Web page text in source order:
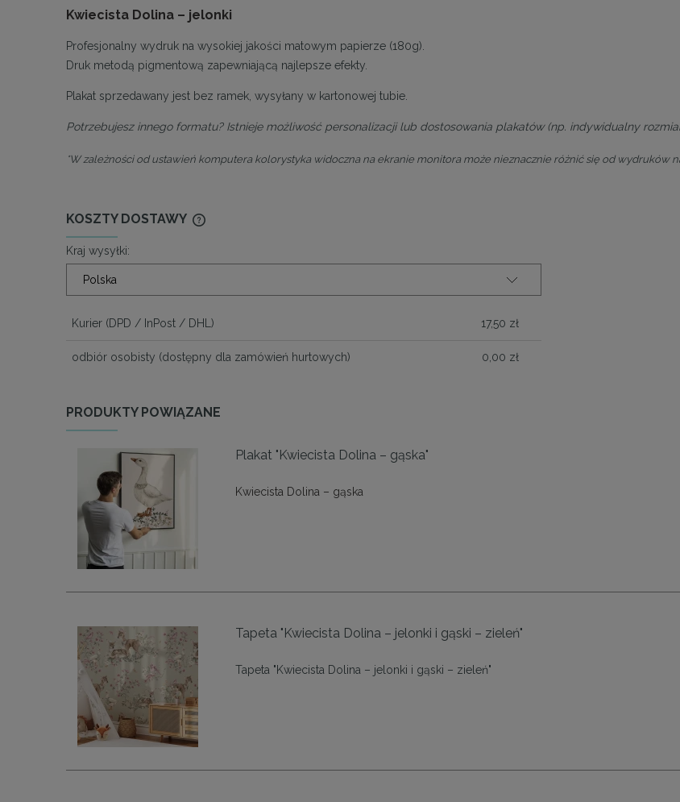
Kwiecista Dolina – jelonki
Profesjonalny wydruk na wysokiej jakości matowym papierze (180g).
Druk metodą pigmentową zapewniającą najlepsze efekty.
Plakat sprzedawany jest bez ramek, wysyłany w kartonowej tubie.
Potrzebujesz innego formatu? Istnieje możliwość personalizacji lub dostosowania plakatów (np. indywidualny
*W zależności od ustawień komputera kolorystyka widoczna na ekranie monitora może nieznacznie różnić się od wydruków
KOSZTY DOSTAWY
CENA NIE ZAWIERA EWENTUALNYCH
Kraj wysyłki:
Kurier (DPD / InPost / DHL) 17,50 zł
odbiór osobisty (dostępny dla zamówień hurtowych) 0,00 zł
PRODUKTY POWIĄZANE
Plakat "Kwiecista Dolina – gąska"
Kwiecista Dolina – gąska
Tapeta "Kwiecista Dolina – jelonki i gąski – zieleń"
Tapeta "Kwiecista Dolina – jelonki i gąski – zieleń"